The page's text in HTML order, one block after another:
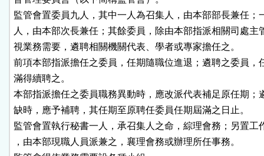
監管會置委員九人，其中一人為召集人，由本部部長兼任；
人，由本部次長兼任；其餘委員，除由本部指派相關司處主
視業務需要，遴聘相關機關代表、學者或專家擔任之。
前項本部指派擔任之委員，任期隨職位進退；遴聘之委員，
滿得續聘之。
本部指派擔任之委員職務異動時，應改派代表補足原任期；
缺時，應予補聘，其任期至原聘任委員任期屆滿之日止。
監管會置執行秘書一人，承召集人之命，綜理會務；另置工
，由本部現職人員派兼之，襄理會務或辦理所任事務。